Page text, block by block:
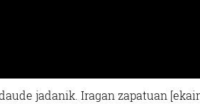
jadanik. Iragan zapatuan